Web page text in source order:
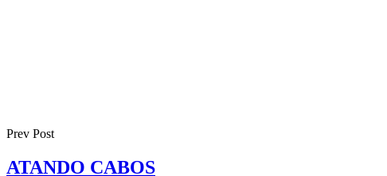
Prev Post
ATANDO CABOS